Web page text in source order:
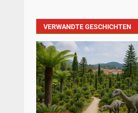
VERWANDTE GESCHICHTEN